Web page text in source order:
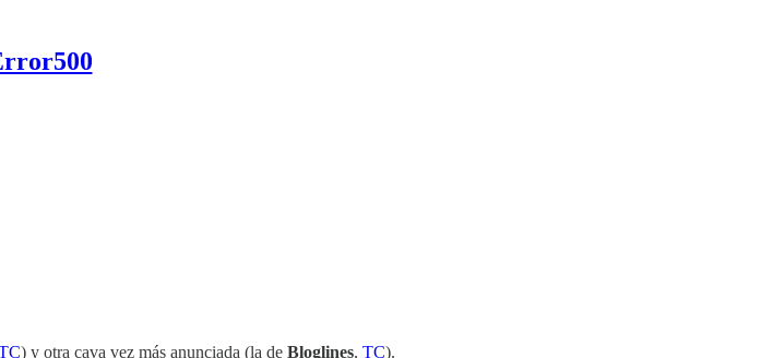
) y otra cava vez más anunciada (la de Bloglines, TC).